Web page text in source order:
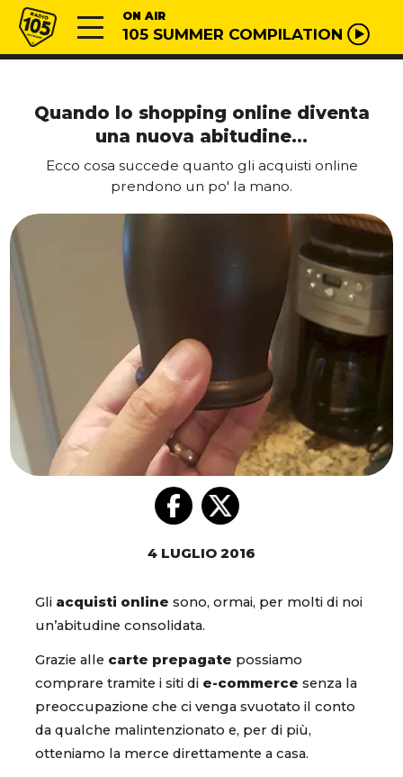
Vai al contenuto
Radio 105 ON AIR
105 SUMMER COMPILATION
Quando lo shopping online diventa
una nuova abitudine…
Ecco cosa succede quanto gli acquisti online
prendono un po' la mano.
4 LUGLIO 2016
Gli acquisti online sono, ormai, per molti di noi
un’abitudine consolidata.
Grazie alle carte prepagate possiamo
comprare tramite i siti di e-commerce senza la
preoccupazione che ci venga svuotato il conto
da qualche malintenzionato e, per di più,
otteniamo la merce direttamente a casa.